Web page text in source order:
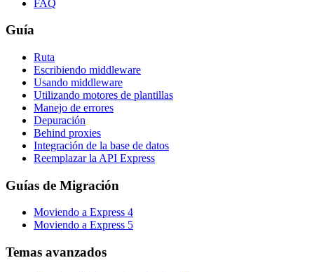
FAQ
Guía
Ruta
Escribiendo middleware
Usando middleware
Utilizando motores de plantillas
Manejo de errores
Depuración
Behind proxies
Integración de la base de datos
Reemplazar la API Express
Guías de Migración
Moviendo a Express 4
Moviendo a Express 5
Temas avanzados